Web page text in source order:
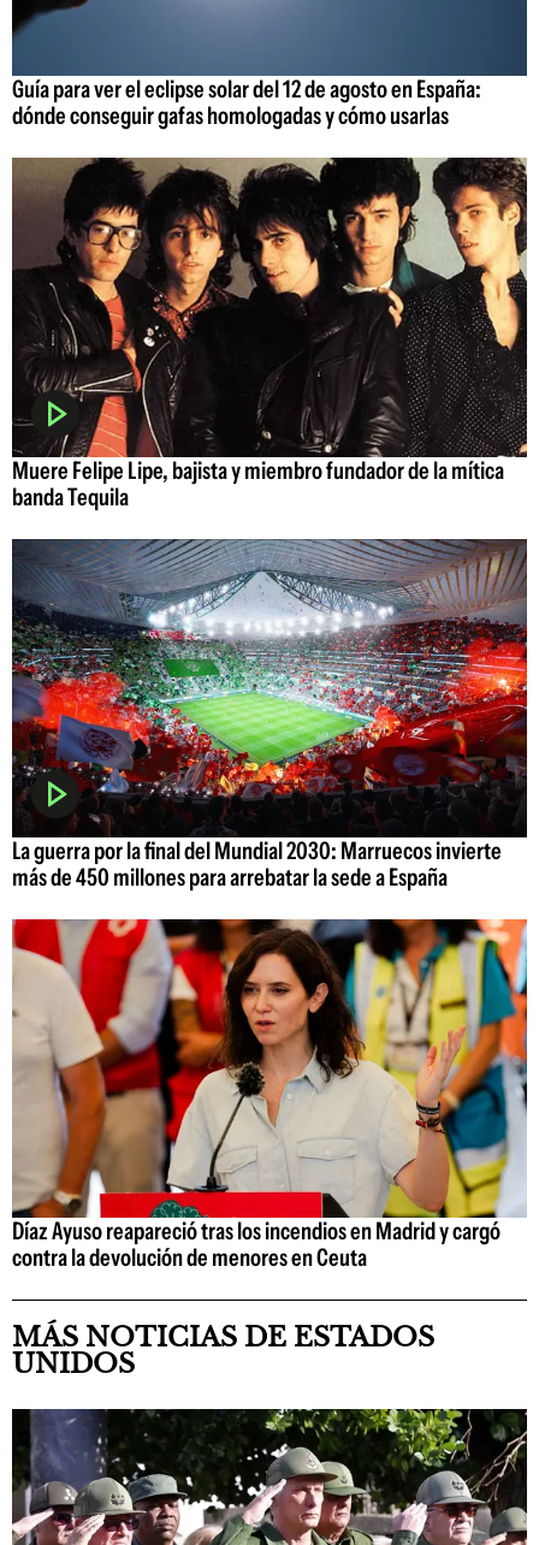
Guía para ver el eclipse solar del 12 de agosto en España:
dónde conseguir gafas homologadas y cómo usarlas
Muere Felipe Lipe, bajista y miembro fundador de la mítica
banda Tequila
La guerra por la final del Mundial 2030: Marruecos invierte
más de 450 millones para arrebatar la sede a España
Díaz Ayuso reapareció tras los incendios en Madrid y cargó
contra la devolución de menores en Ceuta
MÁS NOTICIAS DE ESTADOS
UNIDOS